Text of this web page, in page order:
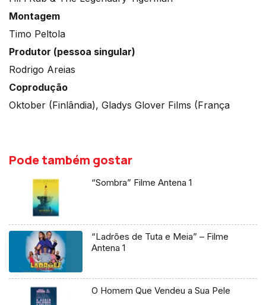
Montagem
Timo Peltola
Produtor (pessoa singular)
Rodrigo Areias
Coprodução
Oktober (Finlândia), Gladys Glover Films (França
Pode também gostar
“Sombra” Filme Antena 1
“Ladrões de Tuta e Meia” – Filme
Antena 1
O Homem Que Vendeu a Sua Pele